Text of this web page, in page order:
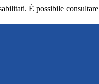
È possibile